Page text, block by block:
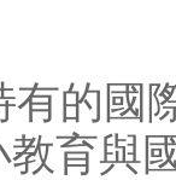
的國
育與